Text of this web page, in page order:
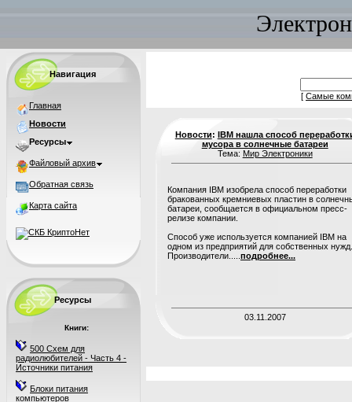
Навигация
Главная
Новости
Ресурсы
Файловый архив
Обратная связь
Карта сайта
Ресурсы
Книги:
500 Схем для
радиолюбителей - Часть 4 -
Источники питания
Блоки питания
компьютеров
[ Самые
Новости: IBM нашла способ
мусора в солнечные батареи
Тема: Мир Электроники
Компания IBM изобрела способ переработки
бракованных кремниевых пластин в
батареи, сообщается в официальном пресс-
релизе компании.
Способ уже используется компанией IBM на
одном из предприятий для собственных нужд.
Производители..... подробнее...
03.11.2007